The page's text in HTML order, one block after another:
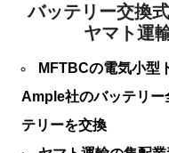
eCanter
小型EVトラック
Rosa
小型バス
産業用エンジン
eモビリティ
中古車
トラックコネクト
& バスコネクト
テレマティクスソリューショ
パーツ＆アクセサリー
オンラインパーツシ
三菱ふそう純正部品
ふそうバリューパーツ
純正アクセサリー
材料調査・分析サービ
購入サポート
プライバシーポリシー
DTFSA: 社員等個人
商品案内
バッテリー交換
ヤマト運
MFTBCの電気小型
Ample社のバッテリー
テリーを交換